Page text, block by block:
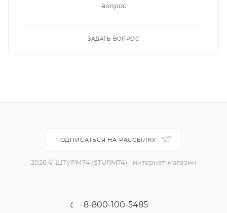
вопрос
ЗАДАТЬ ВОПРОС
ПОДПИСАТЬСЯ НА РАССЫЛКУ
2026 © ШТУРМ74 (STURM74) - интернет-магазин
8-800-100-5485